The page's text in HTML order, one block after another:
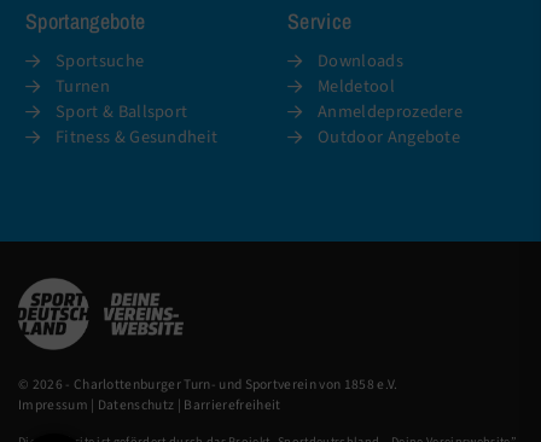
Sportangebote
Sportsuche
Turnen
Sport & Ballsport
Fitness & Gesundheit
Service
Downloads
Meldetool
Anmeldeprozedere
Outdoor Angebote
© 2026 - Charlottenburger Turn- und Sportverein von 1858 e.V.
Impressum | Datenschutz | Barrierefreiheit